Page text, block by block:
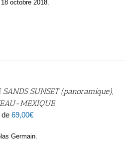
octobre 2018.
SANDS SUNSET (panoramique),
MEXIQUE
de69,00€
Germain.